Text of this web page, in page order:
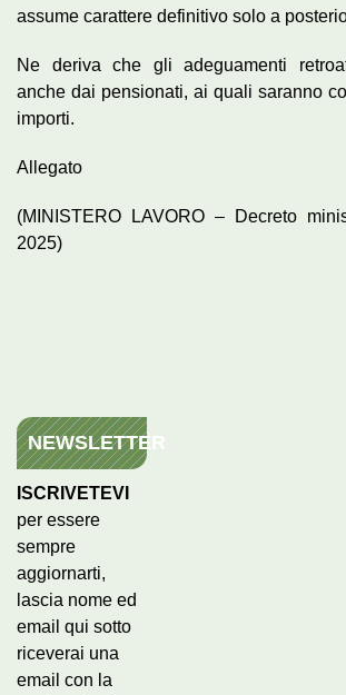
assume carattere definitivo solo a
Ne deriva che gli adeguamenti
anche dai pensionati, ai quali saranno
importi.
Allegato
(MINISTERO LAVORO – Decreto
2025)
NEWSLETTER
ISCRIVETEVI
per essere
sempre
aggiornarti,
lascia nome ed
email qui sotto
riceverai una
email con la